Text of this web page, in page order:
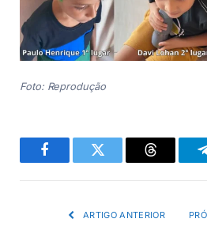
Foto: Reprodução
FacebookTwitter Threads
ARTIGO ANTERIOR